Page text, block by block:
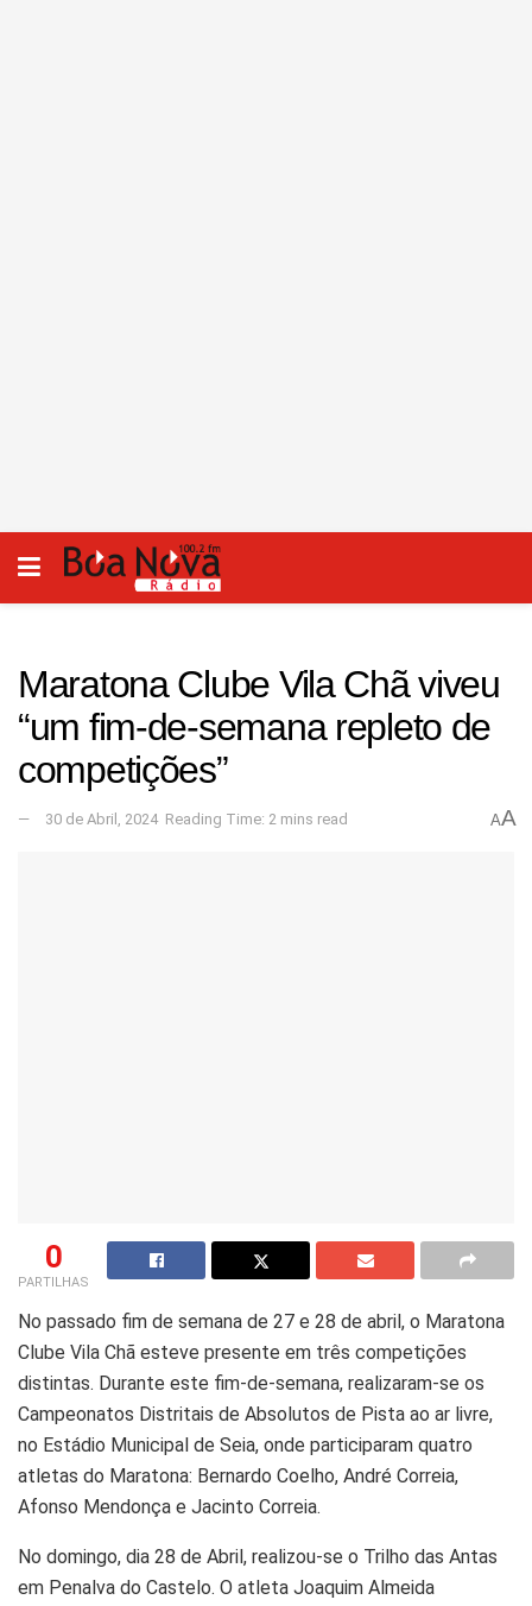
Maratona Clube Vila Chã viveu
“um fim-de-semana repleto de
competições”
30 de Abril, 2024 Reading Time: 2 mins read AA
0
PARTILHAS
No passado fim de semana de 27 e 28 de abril, o Maratona
Clube Vila Chã esteve presente em três competições
distintas. Durante este fim-de-semana, realizaram-se os
Campeonatos Distritais de Absolutos de Pista ao ar livre,
no Estádio Municipal de Seia, onde participaram quatro
atletas do Maratona: Bernardo Coelho, André Correia,
Afonso Mendonça e Jacinto Correia.
No domingo, dia 28 de Abril, realizou-se o Trilho das Antas
em Penalva do Castelo. O atleta Joaquim Almeida